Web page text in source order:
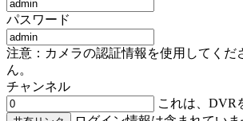
パスワード
注意：カメラの認証情報を使用してくだ
ん。
チャンネル
これは、DVR